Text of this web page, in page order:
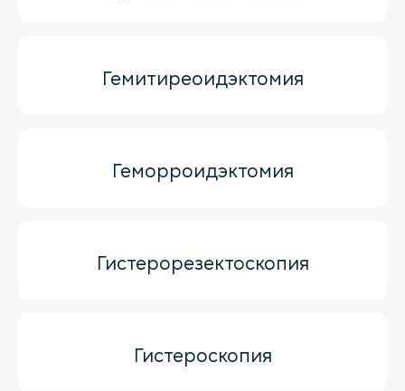
Гемитиреоидэктомия
Геморроидэктомия
Гистерорезектоскопия
Гистероскопия